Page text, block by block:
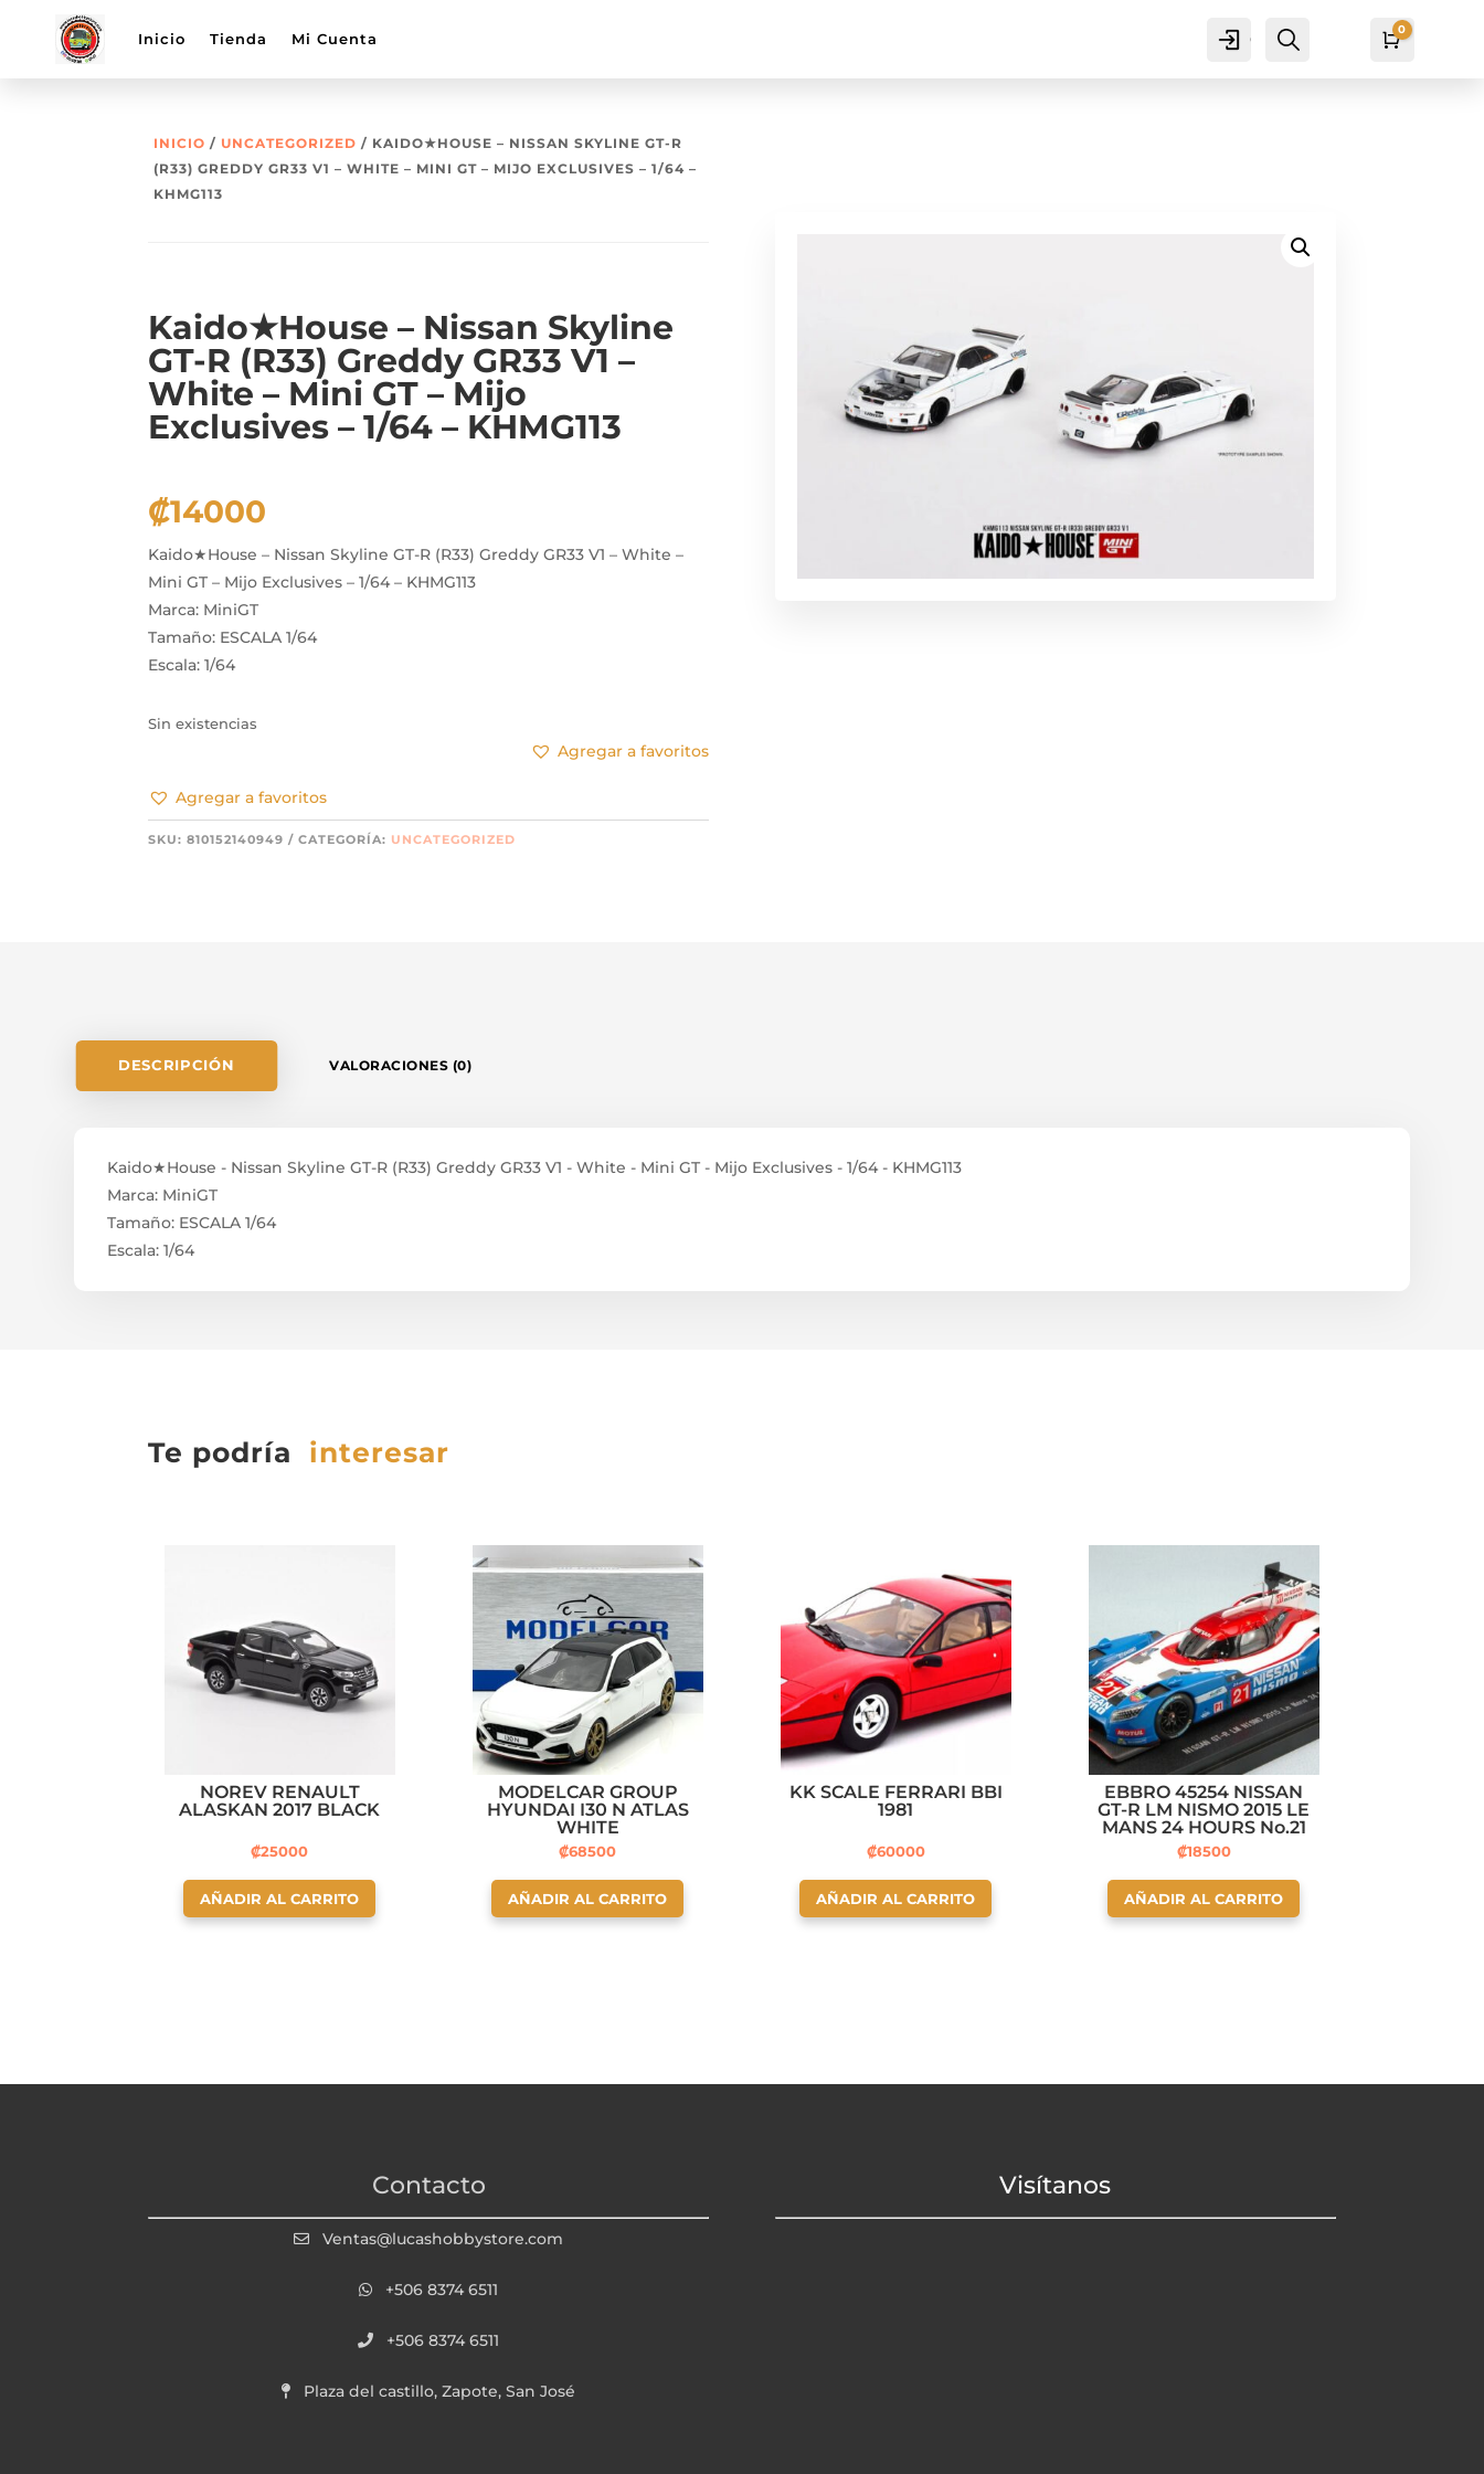
Inicio Tienda Mi Cuenta Cuenta Carro
0
INICIO / UNCATEGORIZED / KAIDO★HOUSE – NISSAN SKYLINE GT-R
(R33) GREDDY GR33 V1 – WHITE – MINI GT – MIJO EXCLUSIVES – 1/64 –
KHMG113
Kaido★House – Nissan Skyline
GT-R (R33) Greddy GR33 V1 –
White – Mini GT – Mijo
Exclusives – 1/64 – KHMG113
₡14000
Kaido★House – Nissan Skyline GT-R (R33) Greddy GR33 V1 – White –
Mini GT – Mijo Exclusives – 1/64 – KHMG113
Marca: MiniGT
Tamaño: ESCALA 1/64
Escala: 1/64
Sin existencias
Agregar a favoritos
Agregar a favoritos
SKU:810152140949 CATEGORÍA: UNCATEGORIZED
DESCRIPCIÓN VALORACIONES (0)
Kaido★House - Nissan Skyline GT-R (R33) Greddy GR33 V1 - White - Mini GT - Mijo Exclusives - 1/64 - KHMG113
Marca: MiniGT
Tamaño: ESCALA 1/64
Escala: 1/64
Te podría interesar
NOREV RENAULT
ALASKAN 2017 BLACK
₡25000
AÑADIR AL CARRITO
MODELCAR GROUP
HYUNDAI I30 N ATLAS
WHITE
₡68500
AÑADIR AL CARRITO
KK SCALE FERRARI BBI
1981
₡60000
AÑADIR AL CARRITO
EBBRO 45254 NISSAN
GT-R LM NISMO 2015 LE
MANS 24 HOURS No.21
₡18500
AÑADIR AL CARRITO
Contacto
Ventas@lucashobbystore.com
+506 8374 6511
+506 8374 6511
Plaza del castillo, Zapote, San José
Visítanos